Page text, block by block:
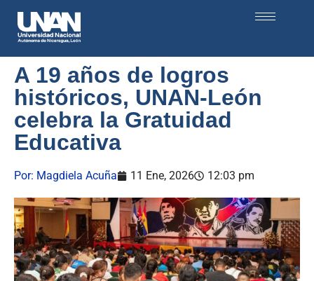
A 19 años de logros
históricos, UNAN-León
celebra la Gratuidad
Educativa
Por: Magdiela Acuña 11 Ene, 2026 12:03 pm